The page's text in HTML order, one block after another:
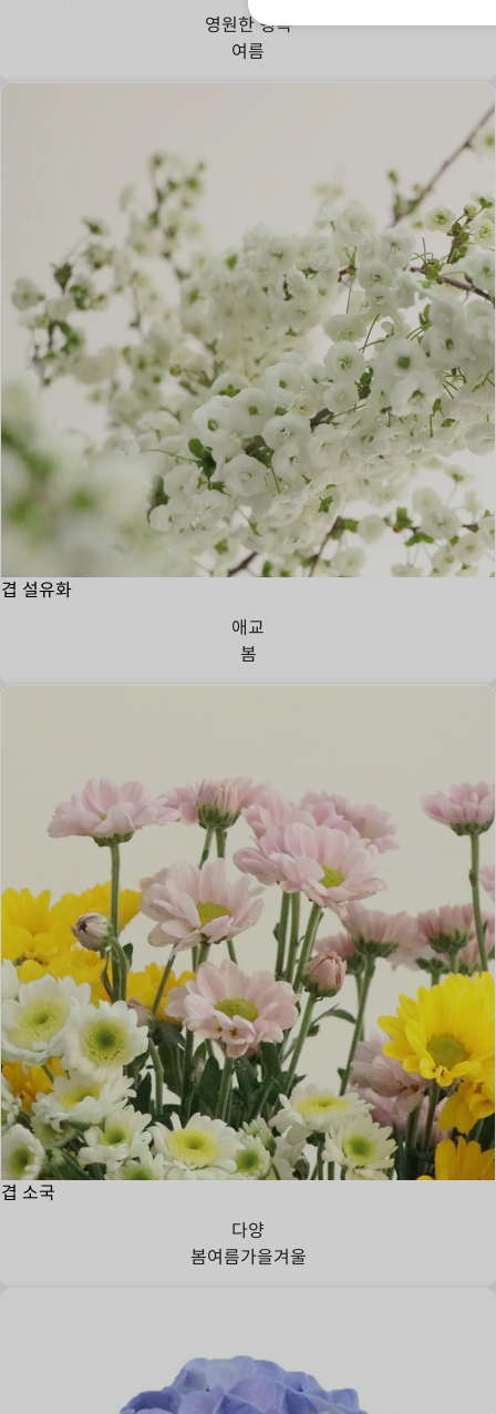
영원한 행복
여름
겹 설유화
애교
봄
겹 소국
다양
봄여름가을겨울
번영,